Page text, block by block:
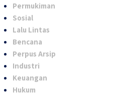
Permukiman
Sosial
Lalu Lintas
Bencana
Perpus Arsip
Industri
Keuangan
Hukum